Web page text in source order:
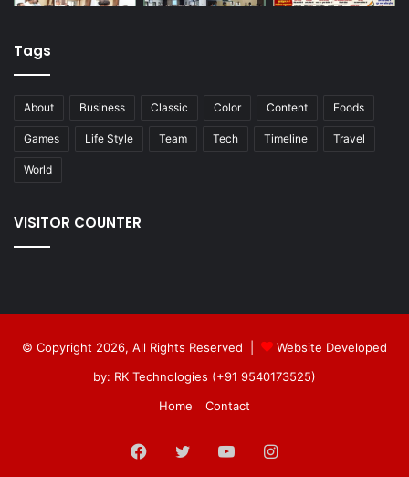
Tags
About Business Classic Color Content Foods
Games Life Style Team Tech Timeline Travel
World
VISITOR COUNTER
© Copyright 2026, All Rights Reserved |
Website Developed
by: RK Technologies (+91 9540173525)
Home
Contact
Facebook
Twitter YouTubeInstagram